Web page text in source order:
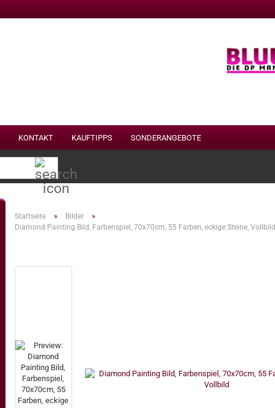
KONTAKT KAUFTIPPS SONDERANGEBOTE
Startseite » Bilder »
Diamond Painting Bild, Farbenspiel, 70x70cm, 55 Farben, eckige Steine, Vollbild